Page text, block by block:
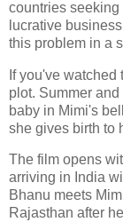
countries seeking
lucrative
this problem in a
If you've
plot. Summer
baby in Mimi's
she gives birth to
The film opens
arriving in India
Bhanu meets
Rajasthan after